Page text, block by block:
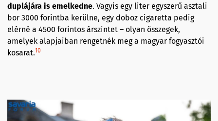
duplájára is emelkedne. Vagyis egy liter egyszerű asztali
bor 3000 forintba kerülne, egy doboz cigaretta pedig
elérné a 4500 forintos árszintet – olyan összegek,
amelyek alapjaiban rengetnék meg a magyar fogyasztói
kosarat.10